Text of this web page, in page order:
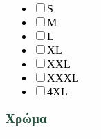
S
M
L
XL
XXL
XXXL
4XL
Χρώμα